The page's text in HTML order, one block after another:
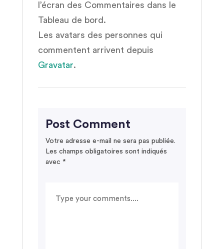
l’écran des Commentaires dans le
Tableau de bord.
Les avatars des personnes qui
commentent arrivent depuis
Gravatar.
Post Comment
Votre adresse e-mail ne sera pas publiée.
Les champs obligatoires sont indiqués
avec *